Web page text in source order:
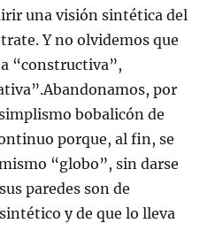
una visión sintética del
Y no olvidemos que
“constructiva”,
por
bobalicón de
porque, al fin, se
“globo”, sin darse
paredes son de
y de que lo lleva